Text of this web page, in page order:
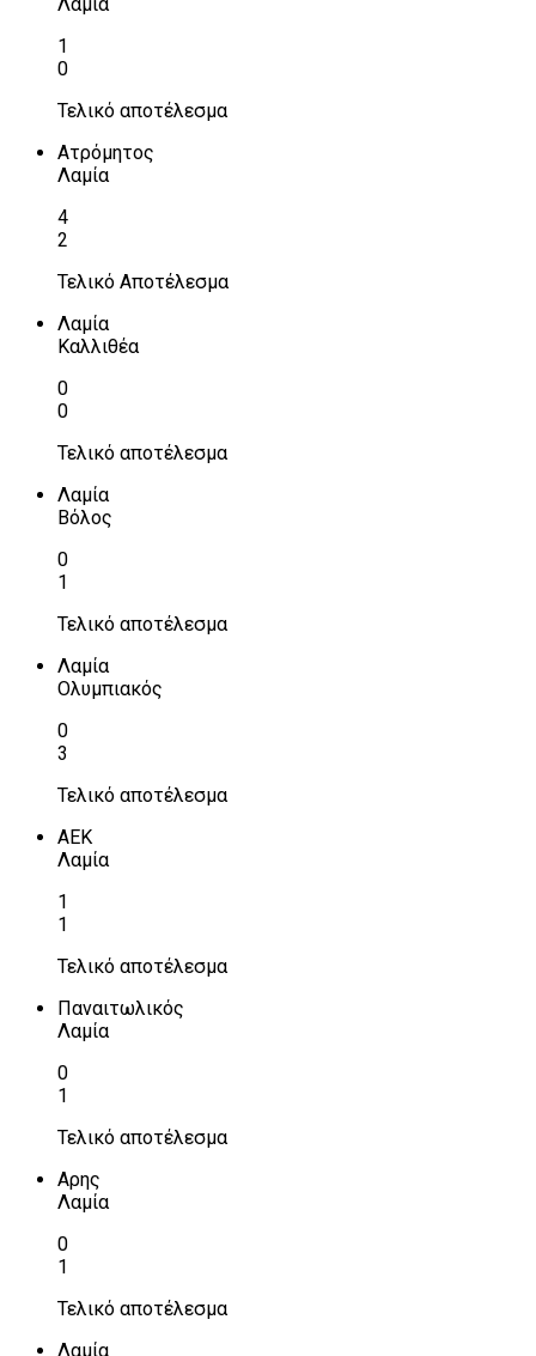
1
0
Τελικό αποτέλεσμα
Ατρόμητος
Λαμία
4
2
Τελικό Αποτέλεσμα
Λαμία
Καλλιθέα
0
0
Τελικό αποτέλεσμα
Λαμία
Βόλος
0
1
Τελικό αποτέλεσμα
Λαμία
Ολυμπιακός
0
3
Τελικό αποτέλεσμα
ΑΕΚ
Λαμία
1
1
Τελικό αποτέλεσμα
Παναιτωλικός
Λαμία
0
1
Τελικό αποτέλεσμα
Αρης
Λαμία
0
1
Τελικό αποτέλεσμα
Λαμία